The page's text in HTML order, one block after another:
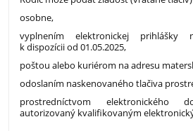
osobne,
vyplnením elektronickej prihlášky
k dispozícii od 01.05.2025,
poštou alebo kuriérom na adresu
odoslaním naskenovaného tlačiva
prostredníctvom elektronického
autorizovaný kvalifikovaným